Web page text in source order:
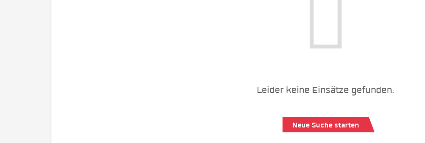
Leider keine Einsätze gefunden.
Neue Suche starten